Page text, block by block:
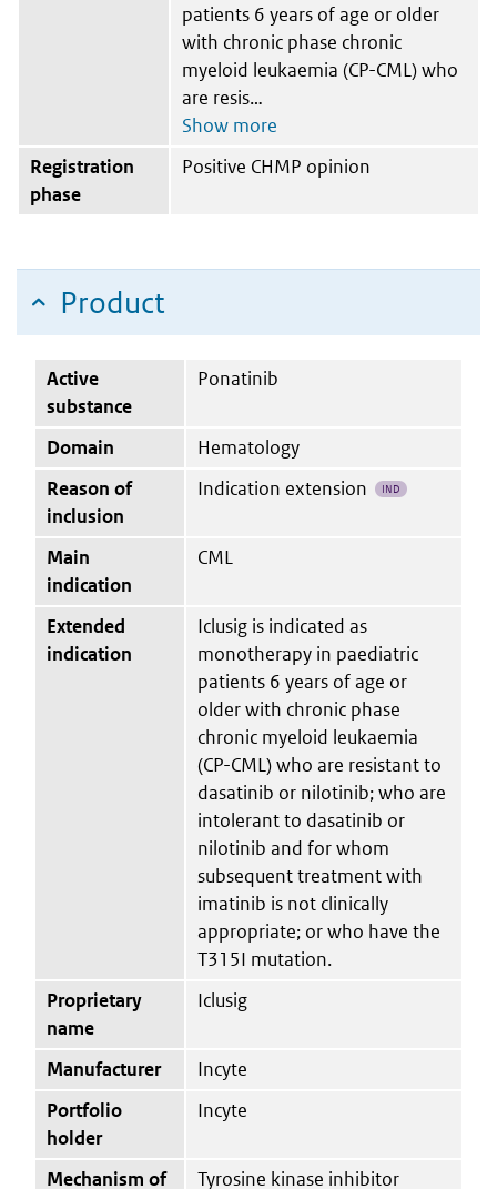
patients 6 years of age or older
with chronic phase chronic
myeloid leukaemia (CP-CML) who
are resis
Registration
phase
Positive CHMP opinion
Product
Active
substance
Ponatinib
Domain
Hematology
Reason of
inclusion
Indication extension IND
Main
indication
CML
Extended
indication
Iclusig is indicated as
monotherapy in paediatric
patients 6 years of age or
older with chronic phase
chronic myeloid leukaemia
(CP-CML) who are resistant to
dasatinib or nilotinib; who are
intolerant to dasatinib or
nilotinib and for whom
subsequent treatment with
imatinib is not clinically
appropriate; or who have the
T315I mutation.
Proprietary
name
Iclusig
Manufacturer
Incyte
Portfolio
holder
Incyte
Mechanism of
Tyrosine kinase inhibitor